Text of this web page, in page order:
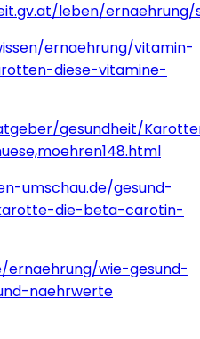
leben/
ernaehrung/vitamin-
diese-vitamine-
gesundheit/
umschau.de/gesund-
die-beta-carotin-
wie-gesund-
naehrwerte